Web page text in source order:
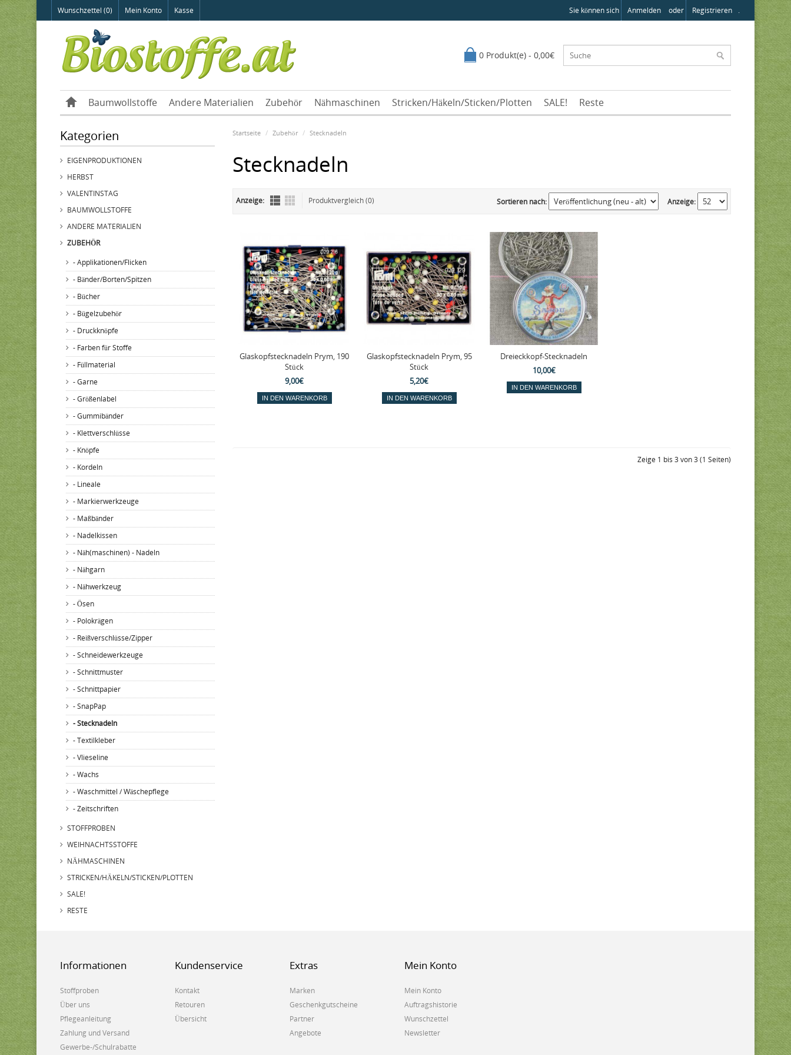
Wunschzettel (0) Mein Konto Kasse Sie können sich Anmelden oder Registrieren .
0 Produkt(e) - 0,00€
Baumwollstoffe Andere Materialien Zubehör Nähmaschinen Stricken/Häkeln/Sticken/Plotten SALE! Reste
Kategorien
EIGENPRODUKTIONEN
HERBST
VALENTINSTAG
BAUMWOLLSTOFFE
ANDERE MATERIALIEN
ZUBEHÖR
- Applikationen/Flicken
- Bänder/Borten/Spitzen
- Bücher
- Bügelzubehör
- Druckknöpfe
- Farben für Stoffe
- Füllmaterial
- Garne
- Größenlabel
- Gummibänder
- Klettverschlüsse
- Knöpfe
- Kordeln
- Lineale
- Markierwerkzeuge
- Maßbänder
- Nadelkissen
- Näh(maschinen) - Nadeln
- Nähgarn
- Nähwerkzeug
- Ösen
- Polokrägen
- Reißverschlüsse/Zipper
- Schneidewerkzeuge
- Schnittmuster
- Schnittpapier
- SnapPap
- Stecknadeln
- Textilkleber
- Vlieseline
- Wachs
- Waschmittel / Wäschepflege
- Zeitschriften
STOFFPROBEN
WEIHNACHTSSTOFFE
NÄHMASCHINEN
STRICKEN/HÄKELN/STICKEN/PLOTTEN
SALE!
RESTE
Startseite Zubehör Stecknadeln
Stecknadeln
Anzeige: Produktvergleich (0) Anzeige:
Sortieren nach:
Glaskopfstecknadeln Prym, 190
Stück
9,00€
Glaskopfstecknadeln Prym, 95
Stück
5,20€
Dreieckkopf-Stecknadeln
10,00€
Zeige 1 bis 3 von 3 (1 Seiten)
Informationen
Stoffproben
Über uns
Pflegeanleitung
Zahlung und Versand
Gewerbe-/Schulrabatte
Kundenservice
Kontakt
Retouren
Übersicht
Extras
Marken
Geschenkgutscheine
Partner
Angebote
Mein Konto
Mein Konto
Auftragshistorie
Wunschzettel
Newsletter